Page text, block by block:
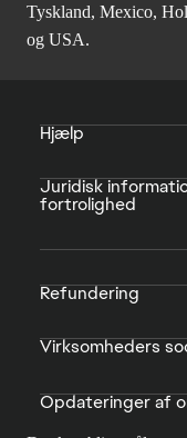
Tyskland, Mexico,
og USA.
Hjælp
Juridisk
fortrolighed
Refundering
Virksomheders
Opdateringer af